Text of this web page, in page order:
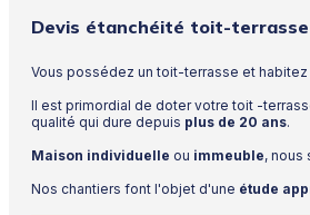
Devis étanchéité toit-terrasse
Vous possédez un toit-terrasse et
Il est primordial de doter votre toit -
qualité qui dure depuis plus de 20 ans.
Maison individuelle ou immeuble, nous
Nos chantiers font l'objet d'une étude